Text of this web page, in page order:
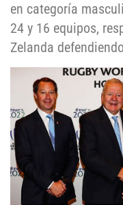
en categoría
24 y 16 equipos,
Zelanda